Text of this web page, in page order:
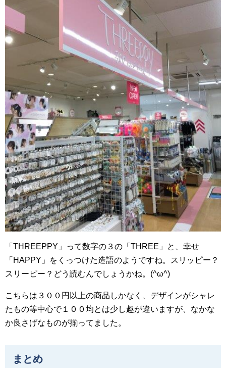
「THREEPPY」って数字の３の「THREE」と、幸せ
「HAPPY」をくっつけた造語のようですね。スリッピー？
スリーピー？どう読むんでしょうかね。(^ω^)
こちらは３００円以上の商品しかなく、デザインがシャレ
たもの等中心で１００均とは少し趣が違いますが、なかな
か良さげなものが揃ってました。
まとめ